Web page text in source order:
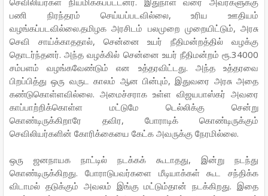
பணி நிரந்தரம் செய்யப்படவில்லை, உரிய ஊதியம்
வழங்கப்படவில்லை.தமிழக அரசிடம் பலமுறை முறையிட்டும், அரசு
செவி சாய்க்காததால், சென்னை உயர் நீதிமன்றத்தில் வழக்கு
தொடர்ந்தனர். அந்த வழக்கில் சென்னை உயர் நீதிமன்றம் ரூ.34000
சம்பளம் வழங்கவேண்டும் என உத்தரவிட்டது. அந்த உத்தரவை
பிறப்பித்து ஒரு வருட காலம் ஆன பின்பும், இதுவரை அரசு அதை
கண்டுகொள்ளவில்லை. அமைச்சராக உள்ள விஜயபாஸ்கர் அவரை
காப்பாற்றிக்கொள்ள மட்டுமே டெல்லிக்கு சென்று
கொண்டிருக்கிறாரே தவிர, போராடிக் கொண்டிருக்கும்
செவிலியர்களின் கோரிக்கையை கேட்க அவருக்கு நேரமில்லை.
ஒரு ஜனநாயக நாட்டில் நடக்கக் கூடாதது, இன்று நடந்து
கொண்டிருக்கிறது. போராடுபவர்களை மீடியாக்கள் கூட சந்திக்க
விடாமல் தடுக்கும் அவலம் இங்கு மட்டும்தான் நடக்கிறது. இதை